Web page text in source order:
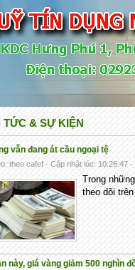
TỨC & SỰ KIỆN
vẫn đang át cầu ngoại tệ
theo cafef - Cập nhật lúc: 10:26:47 -
Trong
theo dõi
này, giá vàng giảm 500 nghìn